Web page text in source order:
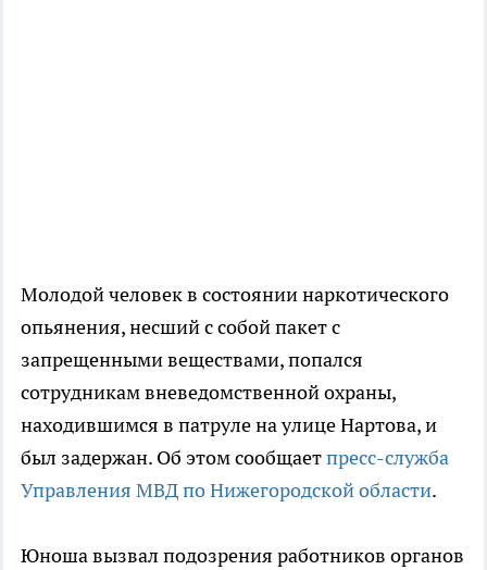
Молодой человек в состоянии наркотического
опьянения, несший с собой пакет с
запрещенными веществами, попался
сотрудникам вневедомственной охраны,
находившимся в патруле на улице Нартова, и
был задержан. Об этом сообщаетпресс-служба
Управления МВД по Нижегородской области.
Юноша вызвал подозрения работников органов